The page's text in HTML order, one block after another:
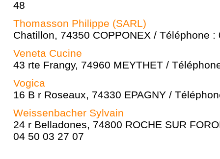
48
Thomasson Philippe (SARL)
Chatillon, 74350 COPPONEX / Téléphone :
Veneta Cucine
43 rte Frangy, 74960 MEYTHET /
Vogica
16 B r Roseaux, 74330 EPAGNY /
Weissenbacher Sylvain
24 r Belladones, 74800 ROCHE SUR
04 50 03 27 07